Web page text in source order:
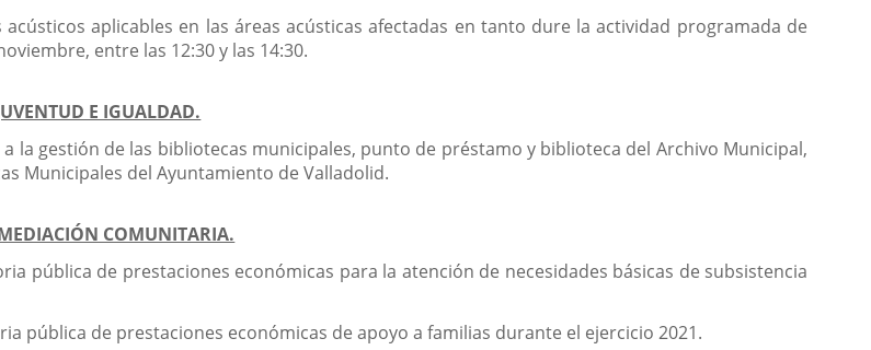
aplicables en las áreas acústicas afectadas en tanto dure la actividad programada de
entre las 12:30 y las 14:30.
E IGUALDAD.
la gestión de las bibliotecas municipales, punto de préstamo y biblioteca del Archivo Municipal,
Municipales del Ayuntamiento de Valladolid.
COMUNITARIA.
pública de prestaciones económicas para la atención de necesidades básicas de subsistencia
pública de prestaciones económicas de apoyo a familias durante el ejercicio 2021.